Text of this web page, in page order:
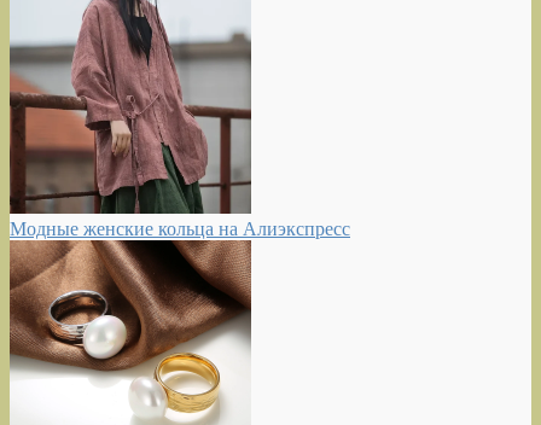
Модные женские кольца на Алиэкспресс